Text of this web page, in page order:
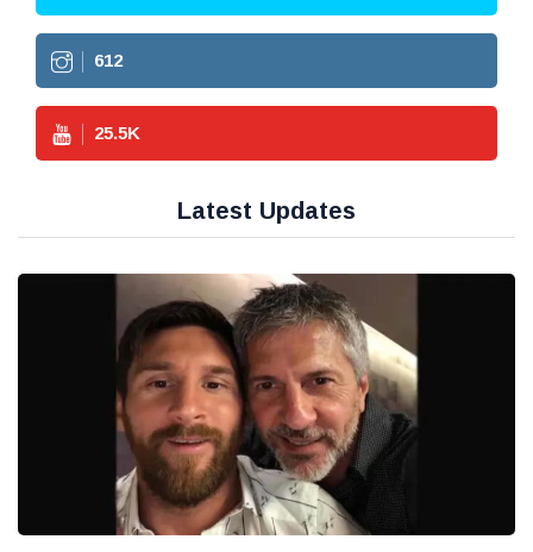
612
25.5K
Latest Updates